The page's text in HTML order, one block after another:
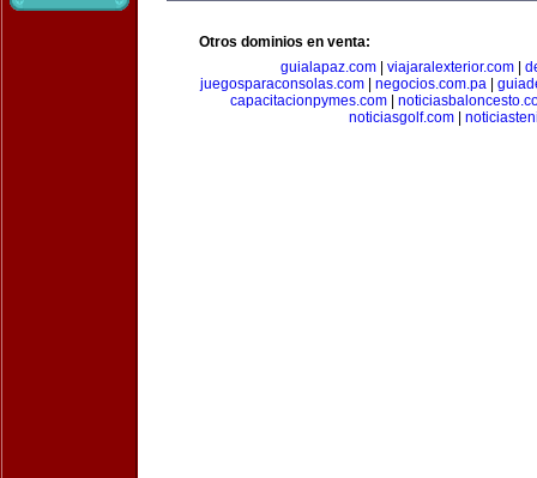
Otros dominios en venta:
guialapaz.com
viajaralexterior.com
juegosparaconsolas.com| negocios.com.pa|
capacitacionpymes.com|
noticiasgolf.com|